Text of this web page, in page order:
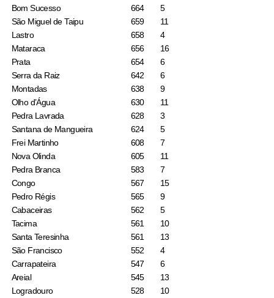
Bom Sucesso
664
5
São Miguel de Taipu
659
11
Lastro
658
4
Mataraca
656
16
Prata
654
6
Serra da Raiz
642
6
Montadas
638
9
Olho d’Água
630
11
Pedra Lavrada
628
3
Santana de Mangueira
624
5
Frei Martinho
608
7
Nova Olinda
605
11
Pedra Branca
583
7
Congo
567
15
Pedro Régis
565
9
Cabaceiras
562
5
Tacima
561
10
Santa Teresinha
561
13
São Francisco
552
4
Carrapateira
547
6
Areial
545
13
Logradouro
528
10